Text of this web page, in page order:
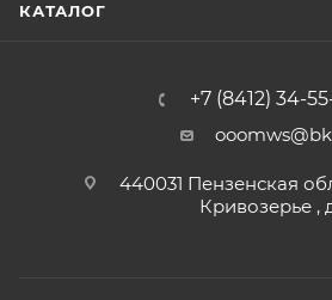
КАТАЛОГ
+7 (8412) 34-
440031 Пензенская
Кривозерье ,